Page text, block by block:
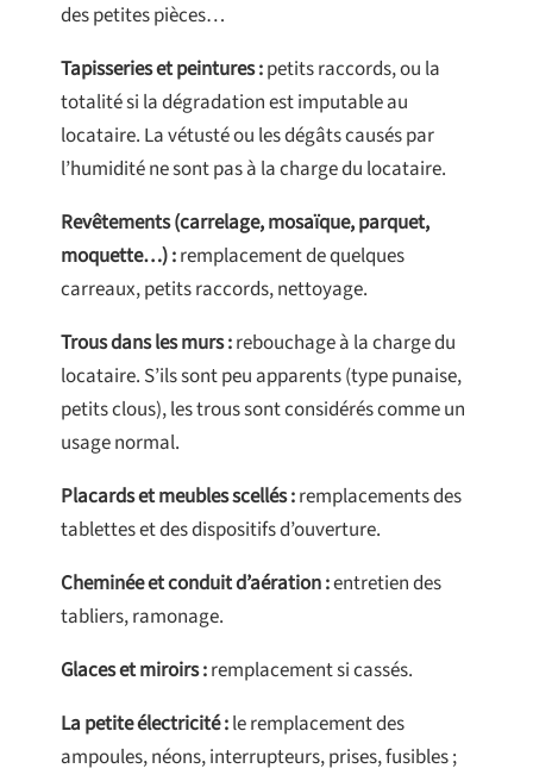
des petites pièces…
Tapisseries et peintures :petits raccords, ou la
totalité si la dégradation est imputable au
locataire. La vétusté ou les dégâts causés par
l’humidité ne sont pas à la charge du locataire.
Revêtements (carrelage, mosaïque, parquet,
moquette…) :remplacement de quelques
carreaux, petits raccords, nettoyage.
Trous dans les murs :rebouchage à la charge du
locataire. S’ils sont peu apparents (type punaise,
petits clous), les trous sont considérés comme un
usage normal.
Placards et meubles scellés :remplacements des
tablettes et des dispositifs d’ouverture.
Cheminée et conduit d’aération :entretien des
tabliers, ramonage.
Glaces et miroirs :remplacement si cassés.
La petite électricité :le remplacement des
ampoules, néons, interrupteurs, prises, fusibles ;